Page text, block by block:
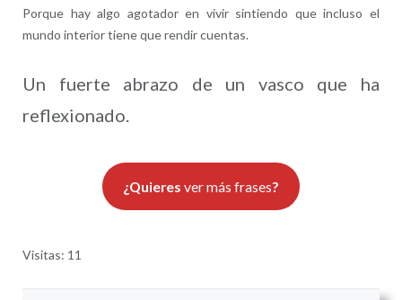
Porque hay algo agotador en vivir sintiendo que incluso el
mundo interior tiene que rendir cuentas.
Un fuerte abrazo de un vasco que ha
reflexionado.
¿Quieres ver más frases?
Visitas: 11